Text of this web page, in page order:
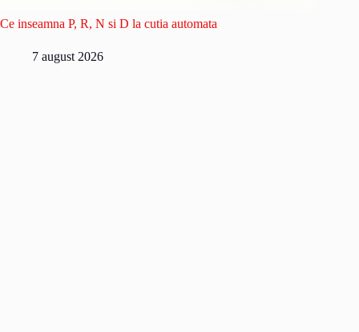
Ce inseamna P, R, N si D la cutia automata
7 august 2026